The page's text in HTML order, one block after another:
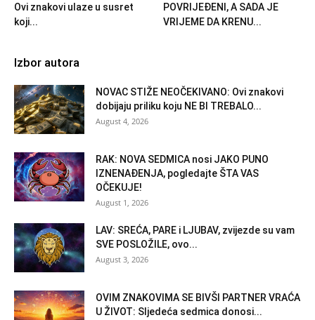
Ovi znakovi ulaze u susret
koji...
POVRIJEĐENI, A SADA JE
VRIJEME DA KRENU...
Izbor autora
NOVAC STIŽE NEOČEKIVANO: Ovi znakovi
dobijaju priliku koju NE BI TREBALO...
August 4, 2026
RAK: NOVA SEDMICA nosi JAKO PUNO
IZNENAĐENJA, pogledajte ŠTA VAS
OČEKUJE!
August 1, 2026
LAV: SREĆA, PARE i LJUBAV, zvijezde su vam
SVE POSLOŽILE, ovo...
August 3, 2026
OVIM ZNAKOVIMA SE BIVŠI PARTNER VRAĆA
U ŽIVOT: Sljedeća sedmica donosi...